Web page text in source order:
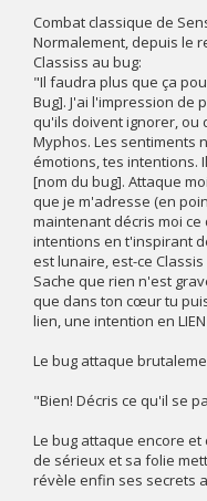
Combat classique de
Normalement, depuis le
Classiss au bug:
"Il faudra plus que ça
Bug]. J'ai l'impression de
qu'ils doivent ignorer, ou
Myphos. Les sentiments
émotions, tes intentions.
[nom du bug]. Attaque
que je m'adresse (en
maintenant décris moi
intentions en t'inspirant
est lunaire, est-ce
Sache que rien n'est
que dans ton cœur tu
lien, une intention en
Le bug attaque
"Bien! Décris ce qu'il se
Le bug attaque encore
de sérieux et sa folie
révèle enfin ses secrets